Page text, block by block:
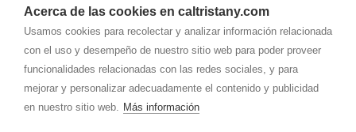
Acerca de las cookies en caltristany.com
Usamos cookies para recolectar y analizar información relacionada
con el uso y desempeño de nuestro sitio web para poder proveer
funcionalidades relacionadas con las redes sociales, y para
mejorar y personalizar adecuadamente el contenido y publicidad
en nuestro sitio web. Más información